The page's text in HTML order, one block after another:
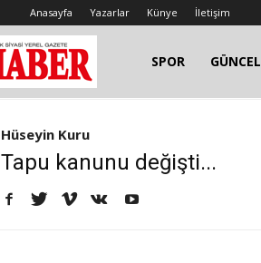
Anasayfa Yazarlar Künye İletişim
SPOR GÜNCEL
Hüseyin Kuru
Tapu kanunu değişti...